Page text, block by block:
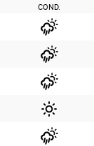
COND.